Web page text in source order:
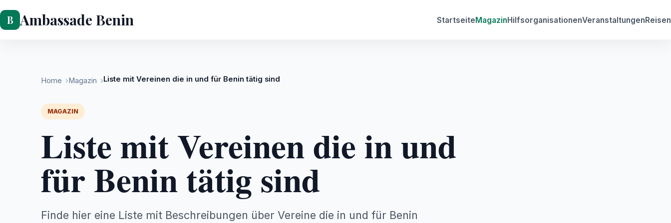
Ambassade Benin StartseiteMagazinHilfsorganisationenVeranstaltungenReisen
Magazin
Home Magazin Liste mit Vereinen die in und für Benin tätig sind
MAGAZIN
Liste mit Vereinen die in und
für Benin tätig sind
Finde hier eine Liste mit Beschreibungen über Vereine die in und für Benin